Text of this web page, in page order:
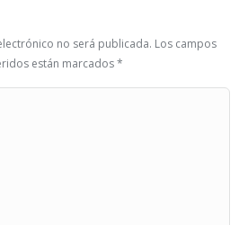
no será publicada. Los campos
están marcados*